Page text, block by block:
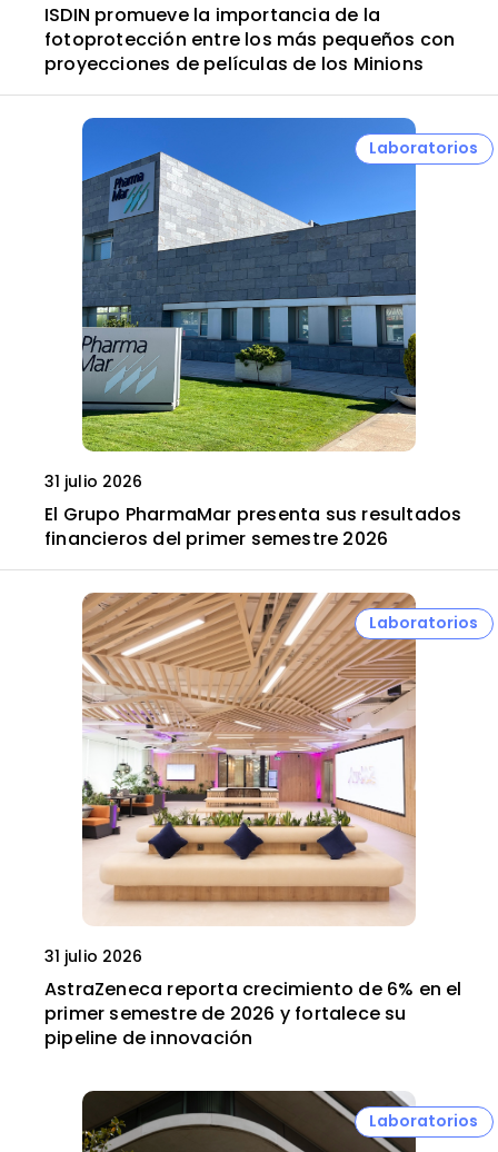
ISDIN promueve la importancia de la
fotoprotección entre los más pequeños con
proyecciones de películas de los Minions
Laboratorios
31 julio 2026
El Grupo PharmaMar presenta sus resultados
financieros del primer semestre 2026
Laboratorios
31 julio 2026
AstraZeneca reporta crecimiento de 6% en el
primer semestre de 2026 y fortalece su
pipeline de innovación
Laboratorios